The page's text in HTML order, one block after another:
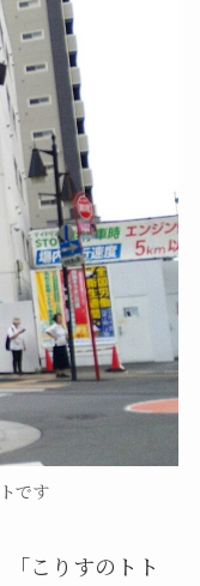
です
こりすのトト